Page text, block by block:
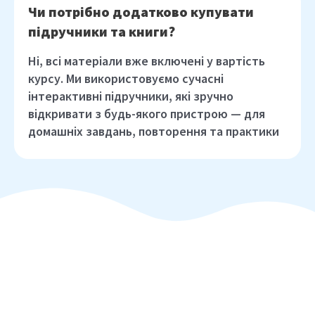
Чи потрібно додатково купувати
підручники та книги?
Ні, всі матеріали вже включені у вартість
курсу. Ми використовуємо сучасні
інтерактивні підручники, які зручно
відкривати з будь-якого пристрою — для
домашніх завдань, повторення та практики